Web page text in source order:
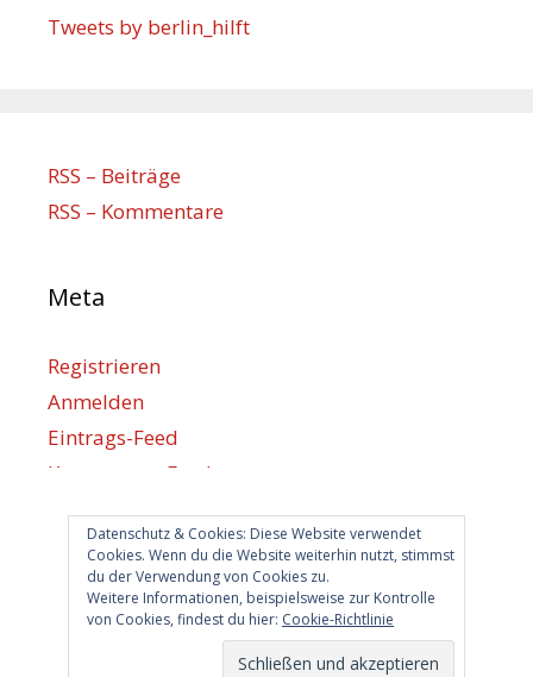
Datenschutz & Cookies: Diese Website verwendet
Cookies. Wenn du die Website weiterhin nutzt, stimmst
du der Verwendung von Cookies zu.
Weitere Informationen, beispielsweise zur Kontrolle
von Cookies, findest du hier: Cookie-Richtlinie
Tweets by berlin_hilft
RSS – Beiträge
RSS – Kommentare
Meta
Registrieren
Anmelden
Eintrags-Feed
Kommentar-Feed
WordPress.org
Berlin hilft
info@berlin-hilft.com